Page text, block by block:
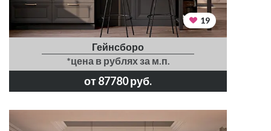
19
Гейнсборо
*цена в рублях за м.п.
от 87780 руб.